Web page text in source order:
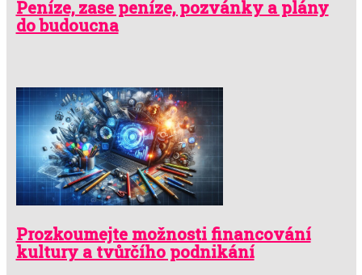
Peníze, zase peníze, pozvánky a plány
do budoucna
Prozkoumejte možnosti financování
kultury a tvůrčího podnikání